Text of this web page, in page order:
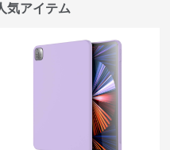
気アイテム